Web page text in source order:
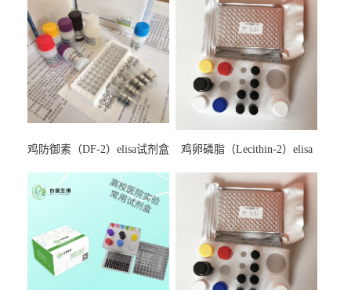
鸡防御素（DF-2）elisa试剂盒
鸡卵磷脂（Lecithin-2）elisa